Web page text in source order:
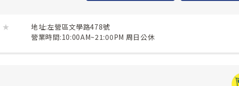
★
地址:左營區文學路478號
營業時間:10:00AM~21:00PM 周日公休